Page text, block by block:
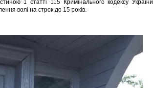
1 статті 115 Кримінального кодексу України
волі на строк до 15 років.